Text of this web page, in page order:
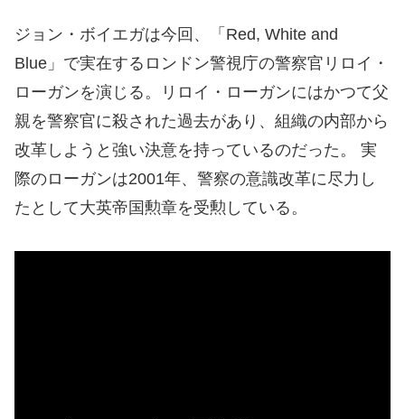
ジョン・ボイエガは今回、「Red, White and
Blue」で実在するロンドン警視庁の警察官リロイ・
ローガンを演じる。リロイ・ローガンにはかつて父
親を警察官に殺された過去があり、組織の内部から
改革しようと強い決意を持っているのだった。 実
際のローガンは2001年、警察の意識改革に尽力し
たとして大英帝国勲章を受勲している。